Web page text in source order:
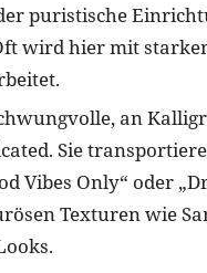
puristische
wird hier mit
an
Sie
Vibes Only“ oder
Texturen wie